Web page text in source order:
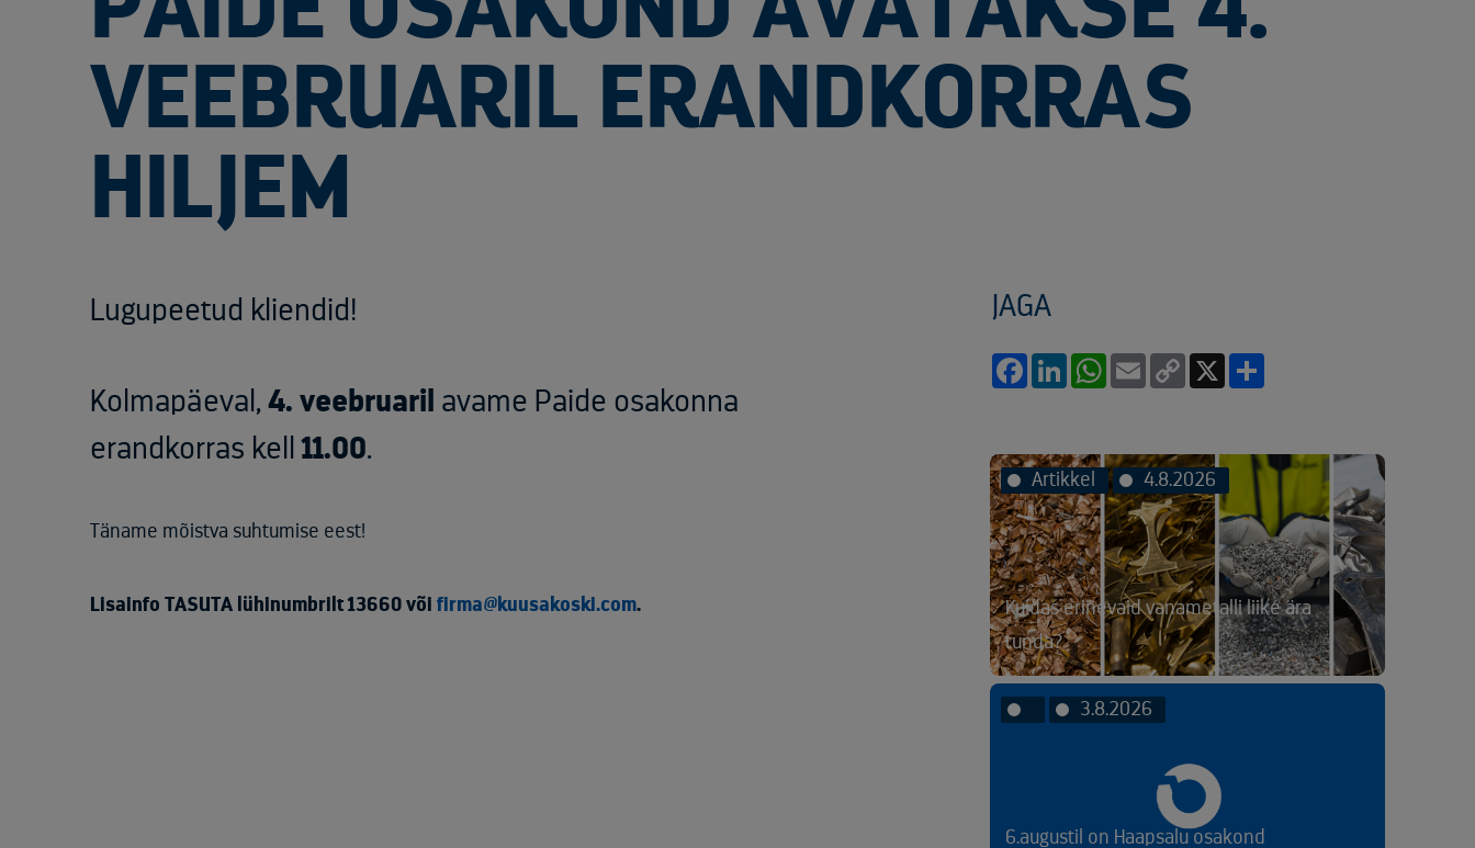
VEEBRUARIL ERANDKORRAS
HILJEM
Lugupeetud kliendid!
Kolmapäeval, 4. veebruaril avame Paide osakonna
erandkorras kell11.00.
Täname mõistva suhtumise eest!
Lisainfo TASUTA lühinumbrilt 13660 või firma@kuusakoski.com.
JAGA
FacebookLinkedInWhatsApp
Email
Copy
Artikkel 4.8.2026
Kuidas erinevaid vanametalli liike ära
tunda?
3.8.2026
6.augustil on Haapsalu osakond